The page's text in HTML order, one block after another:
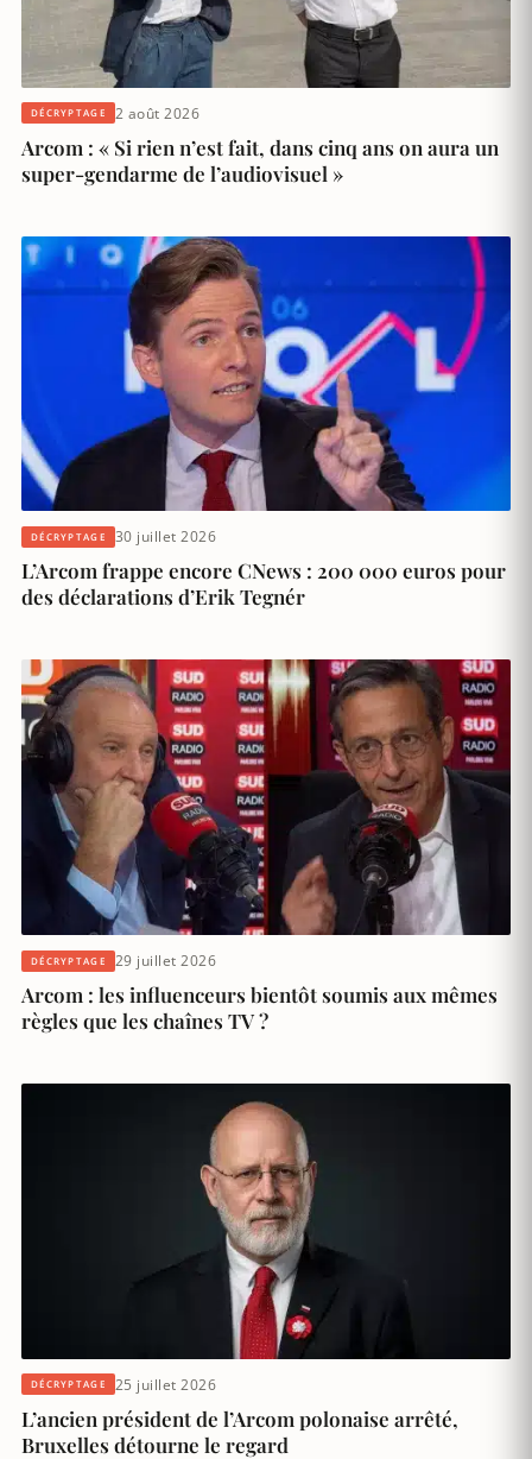
DÉCRYPTAGE 2 août 2026
Arcom : « Si rien n’est fait, dans cinq ans on aura un
super-gendarme de l’audiovisuel »
DÉCRYPTAGE 30 juillet 2026
L’Arcom frappe encore CNews : 200 000 euros pour
des déclarations d’Erik Tegnér
DÉCRYPTAGE 29 juillet 2026
Arcom : les influenceurs bientôt soumis aux mêmes
règles que les chaînes TV ?
DÉCRYPTAGE 25 juillet 2026
L’ancien président de l’Arcom polonaise arrêté,
Bruxelles détourne le regard